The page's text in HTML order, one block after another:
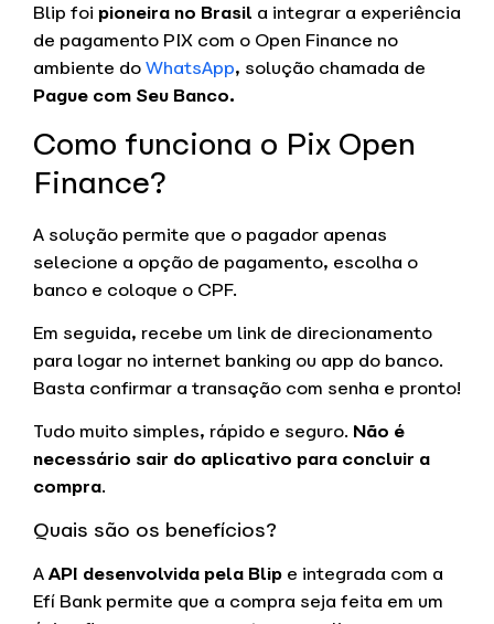
Blip foi pioneira no Brasil a integrar a experiência
de pagamento PIX com o Open Finance no
ambiente doWhatsApp, solução chamada de
Pague com Seu Banco.
Como funciona o Pix Open
Finance?
A solução permite que o pagador apenas
selecione a opção de pagamento, escolha o
banco e coloque o CPF.
Em seguida, recebe um link de direcionamento
para logar no internet banking ou app do banco.
Basta confirmar a transação com senha e pronto!
Tudo muito simples, rápido e seguro. Não é
necessário sair do aplicativo para concluir a
compra.
Quais são os benefícios?
AAPI desenvolvida pela Blip e integrada com a
Efí Bank permite que a compra seja feita em um